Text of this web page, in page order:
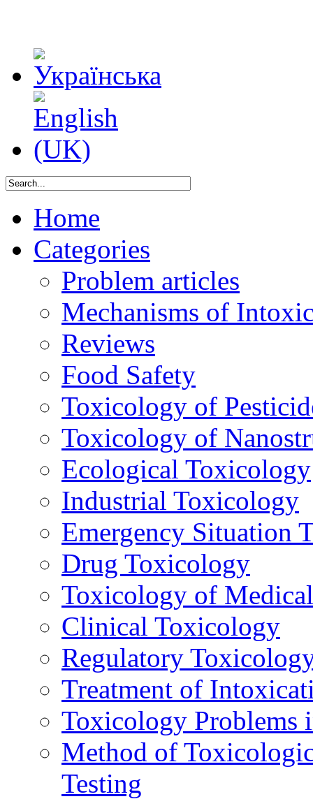
Home
Categories
Problem articles
Mechanisms of
Reviews
Food Safety
Toxicology of
Toxicology of
Ecological Toxicology
Industrial Toxicology
Emergency Situation
Drug Toxicology
Toxicology of
Clinical Toxicology
Regulatory
Treatment of
Toxicology Problems
Method of
Testing